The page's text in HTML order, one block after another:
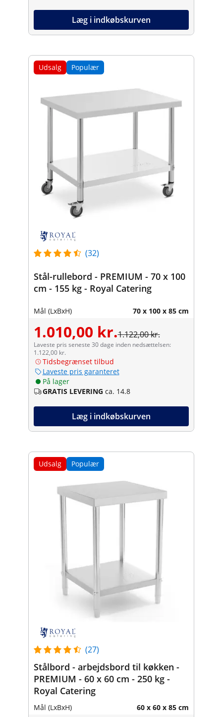
Læg i indkøbskurven
Udsalg Populær
(32)
Stål-rullebord - PREMIUM - 70 x 100
cm - 155 kg - Royal Catering
Mål (LxBxH) 70 x 100 x 85 cm
1.010,00 kr.1.122,00 kr.
Laveste pris seneste 30 dage inden nedsættelsen:
1.122,00 kr.
Tidsbegrænset tilbud
Laveste pris garanteret
På lager
GRATIS LEVERING ca. 14.8
Læg i indkøbskurven
Udsalg Populær
(27)
Stålbord - arbejdsbord til køkken -
PREMIUM - 60 x 60 cm - 250 kg -
Royal Catering
Mål (LxBxH) 60 x 60 x 85 cm